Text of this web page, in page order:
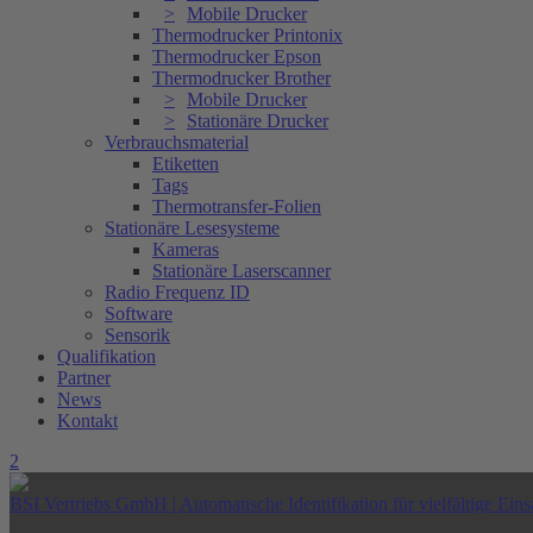
Mobile Drucker
Thermodrucker Printonix
Thermodrucker Epson
Thermodrucker Brother
Mobile Drucker
Stationäre Drucker
Verbrauchsmaterial
Etiketten
Tags
Thermotransfer-Folien
Stationäre Lesesysteme
Kameras
Stationäre Laserscanner
Radio Frequenz ID
Software
Sensorik
Qualifikation
Partner
News
Kontakt
BSI Vertriebs GmbH | Automatische Identifikation für vielfältige